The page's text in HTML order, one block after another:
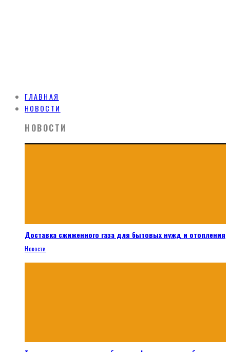
ГЛАВНАЯ
НОВОСТИ
НОВОСТИ
Доставка сжиженного газа для бытовых нужд и отопления
Новости